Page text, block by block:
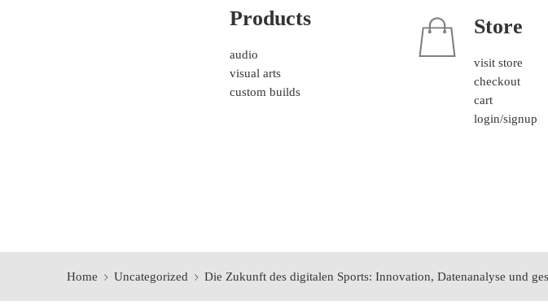
Products
audio
visual arts
custom builds
Store
visit store
checkout
cart
login/signup
Home Uncategorized Die Zukunft des digitalen Sports: Innovation, Datenanalyse und